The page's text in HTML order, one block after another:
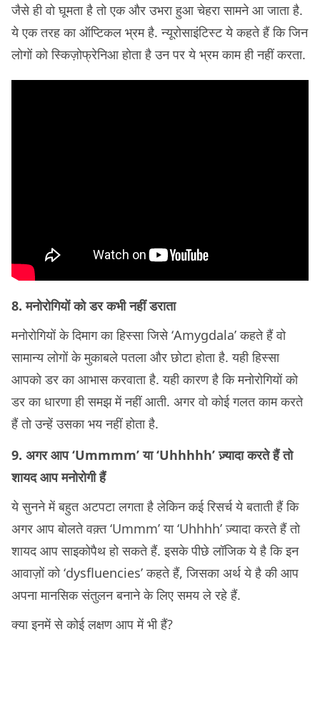
जैसे ही वो घूमता है तो एक और उभरा हुआ चेहरा सामने आ जाता है.
ये एक तरह का ऑप्टिकल भ्रम है. न्यूरोसाइंटिस्ट ये कहते हैं कि जिन
लोगों को स्किज़ोफ्रेनिआ होता है उन पर ये भ्रम काम ही नहीं करता.
8. मनोरोगियों को डर कभी नहीं डराता
मनोरोगियों के दिमाग का हिस्सा जिसे ‘Amygdala’ कहते हैं वो
सामान्य लोगों के मुकाबले पतला और छोटा होता है. यही हिस्सा
आपको डर का आभास करवाता है. यही कारण है कि मनोरोगियों को
डर का धारणा ही समझ में नहीं आती. अगर वो कोई गलत काम करते
हैं तो उन्हें उसका भय नहीं होता है.
9. अगर आप ‘Ummmm’ या ‘Uhhhhh’ ज़्यादा करते हैं तो
शायद आप मनोरोगी हैं
ये सुनने में बहुत अटपटा लगता है लेकिन कई रिसर्च ये बताती हैं कि
अगर आप बोलते वक़्त ‘Ummm’ या ‘Uhhhh’ ज़्यादा करते हैं तो
शायद आप साइकोपैथ हो सकते हैं. इसके पीछे लॉजिक ये है कि इन
आवाज़ों को ‘dysfluencies’ कहते हैं, जिसका अर्थ ये है की आप
अपना मानसिक संतुलन बनाने के लिए समय ले रहे हैं.
क्या इनमें से कोई लक्षण आप में भी हैं?